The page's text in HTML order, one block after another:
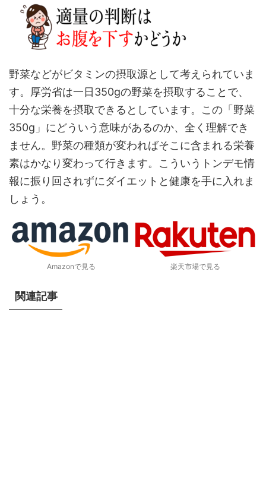
野菜などがビタミンの摂取源として考えられていま
す。厚労省は一日350gの野菜を摂取することで、
十分な栄養を摂取できるとしています。この「野菜
350g」にどういう意味があるのか、全く理解でき
ません。野菜の種類が変わればそこに含まれる栄養
素はかなり変わって行きます。こういうトンデモ情
報に振り回されずにダイエットと健康を手に入れま
しょう。
Amazonで見る 楽天市場で見る
関連記事